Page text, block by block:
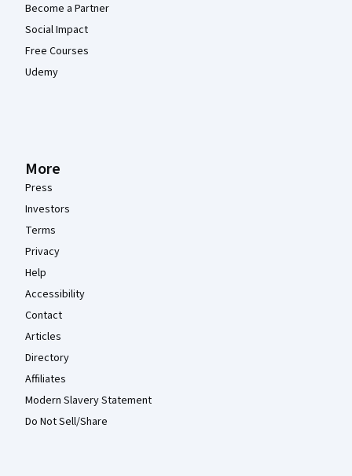
Become a Partner
Social Impact
Free Courses
Udemy
More
Press
Investors
Terms
Privacy
Help
Accessibility
Contact
Articles
Directory
Affiliates
Modern Slavery Statement
Do Not Sell/Share